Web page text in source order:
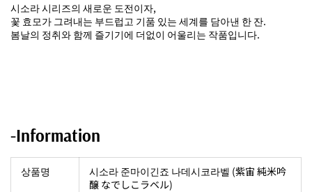
시소라 시리즈의 새로운 도전이자,
꽃 효모가 그려내는 부드럽고 기품 있는 세계를 담아낸 한 잔.
봄날의 정취와 함께 즐기기에 더없이 어울리는 작품입니다.
-Information
상품명
시소라 준마이긴죠 나데시코라벨 (紫宙 純米吟
醸 なでしこラベル)